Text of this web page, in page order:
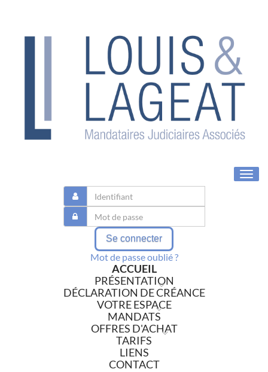
Se connecter
Mot de passe oublié ?
ACCUEIL
PRÉSENTATION
DÉCLARATION DE CRÉANCE
VOTRE ESPACE
MANDATS
OFFRES D'ACHAT
TARIFS
LIENS
CONTACT